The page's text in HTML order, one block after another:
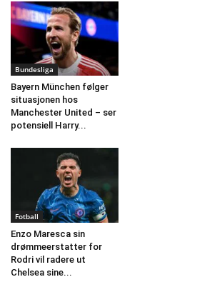
Bundesliga
Bayern München følger
situasjonen hos
Manchester United – ser
potensiell Harry...
Fotball
Enzo Maresca sin
drømmeerstatter for
Rodri vil radere ut
Chelsea sine...